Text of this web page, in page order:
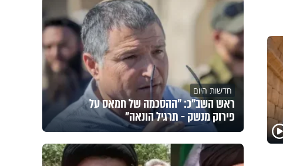
חדשות היום
ראש השב"כ: "ההסכמה של חמאס על
פירוק מנשק - תרגיל הונאה"